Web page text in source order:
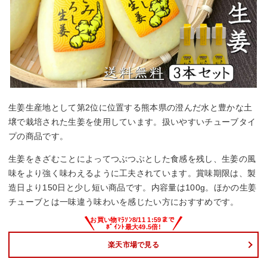
生姜生産地として第2位に位置する熊本県の澄んだ水と豊かな土
壌で栽培された生姜を使用しています。扱いやすいチューブタイ
プの商品です。
生姜をきざむことによってつぶつぶとした食感を残し、生姜の風
味をより強く味わえるように工夫されています。賞味期限は、製
造日より150日と少し短い商品です。内容量は100g。ほかの生姜
チューブとは一味違う味わいを感じたい方におすすめです。
楽天市場で見る